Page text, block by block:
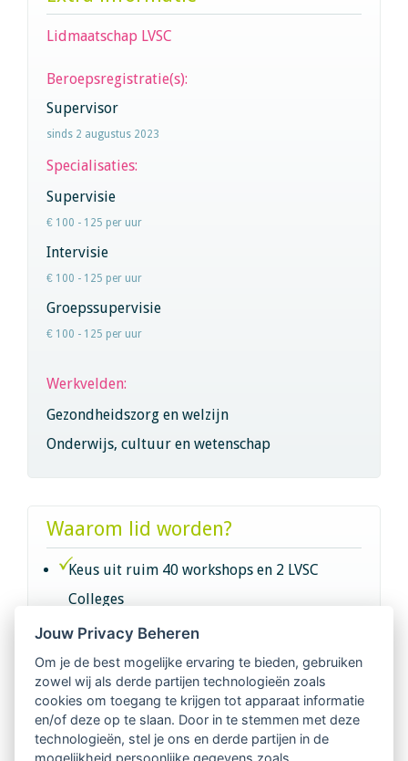
Lidmaatschap LVSC
Beroepsregistratie(s):
Supervisor
sinds 2 augustus 2023
Specialisaties:
Supervisie
€ 100 - 125 per uur
Intervisie
€ 100 - 125 per uur
Groepssupervisie
€ 100 - 125 per uur
Werkvelden:
Gezondheidszorg en welzijn
Onderwijs, cultuur en wetenschap
Waarom lid worden?
Keus uit ruim 40 workshops en 2 LVSC
Colleges
Intervisie met geregistreerde vakgenoten
Netwerk van 2100 professionals in 14
regio's
Jouw Privacy Beheren
Om je de best mogelijke ervaring te bieden, gebruiken
zowel wij als derde partijen technologieën zoals
cookies om toegang te krijgen tot apparaat informatie
en/of deze op te slaan. Door in te stemmen met deze
technologieën, stel je ons en derde partijen in de